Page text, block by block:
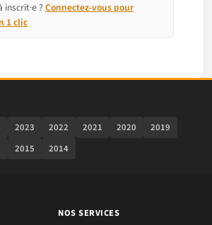
inscrit·e ? Connectez-vous pour
1 clic
2023 2022 2021 2020
2019
2015 2014
NOS SERVICES